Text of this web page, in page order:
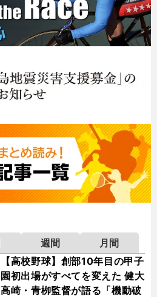
週間
月間
【高校野球】創部10年目の甲子
園初出場がすべてを変えた 健大
高崎・青栁監督が語る「機動破